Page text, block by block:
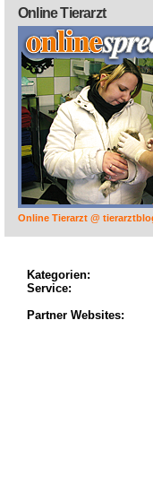
Online Tierarzt
Online Tierarzt @
Kategorien:
Service:
Partner Websites: